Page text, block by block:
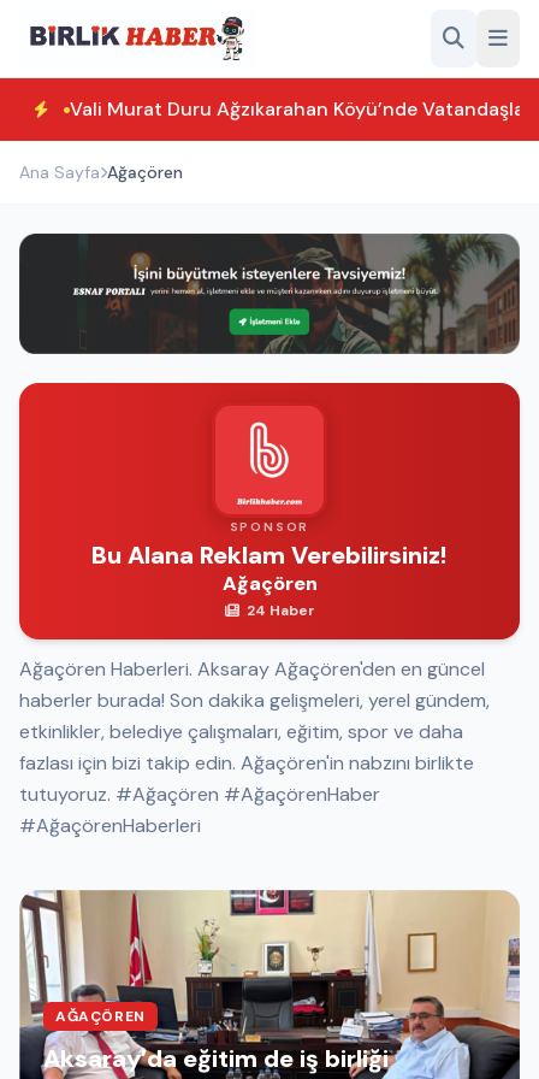
Vali Murat Duru Ağzıkarahan Köyü’nde
Ana Sayfa Ağaçören
SPONSOR
Bu Alana Reklam Verebilirsiniz!
Ağaçören
24 Haber
Ağaçören Haberleri. Aksaray Ağaçören'den en güncel
haberler burada! Son dakika gelişmeleri, yerel gündem,
etkinlikler, belediye çalışmaları, eğitim, spor ve daha
fazlası için bizi takip edin. Ağaçören'in nabzını birlikte
tutuyoruz. #Ağaçören #AğaçörenHaber
#AğaçörenHaberleri
AĞAÇÖREN
Aksaray’da eğitim de iş birliği